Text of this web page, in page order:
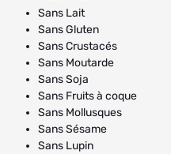
Sans Lait
Sans Gluten
Sans Crustacés
Sans Moutarde
Sans Soja
Sans Fruits à coque
Sans Mollusques
Sans Sésame
Sans Lupin